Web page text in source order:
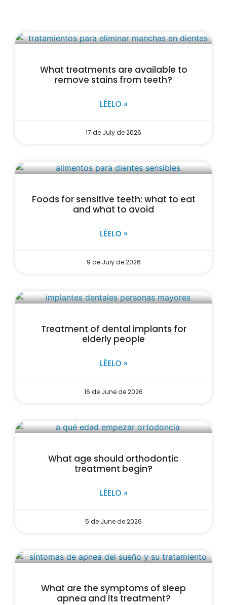
What treatments are available to
remove stains from teeth?
LÉELO »
17 de July de 2026
Foods for sensitive teeth: what to eat
and what to avoid
LÉELO »
9 de July de 2026
Treatment of dental implants for
elderly people
LÉELO »
16 de June de 2026
What age should orthodontic
treatment begin?
LÉELO »
5 de June de 2026
What are the symptoms of sleep
apnea and its treatment?